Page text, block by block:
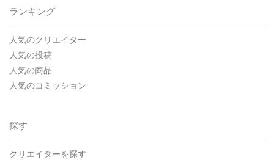
ランキング
人気のクリエイター
人気の投稿
人気の商品
人気のコミッション
探す
クリエイターを探す